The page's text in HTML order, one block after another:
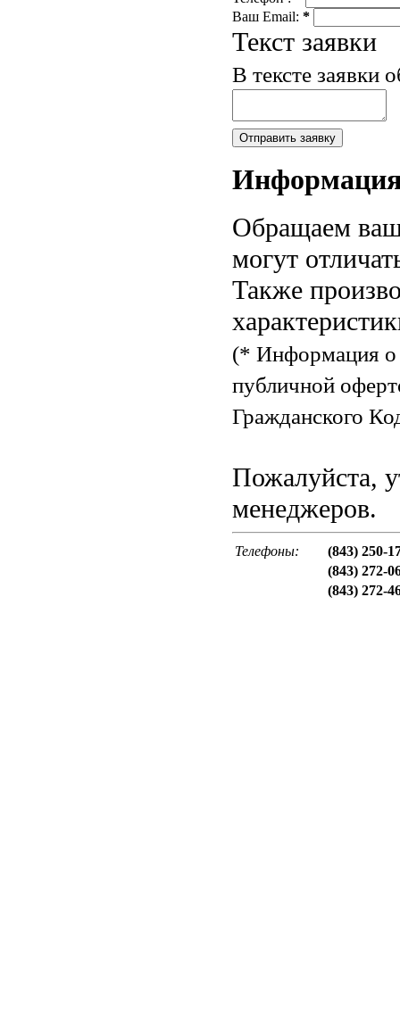
Ваш Email: *
Текст заявки
В тексте заявки
Обращаем
могут
Также
(* Информация о
публичной
Гражданского
Пожалуйста,
менеджеров.
Телефоны:
(843) 250-
(843) 272-
(843) 272-